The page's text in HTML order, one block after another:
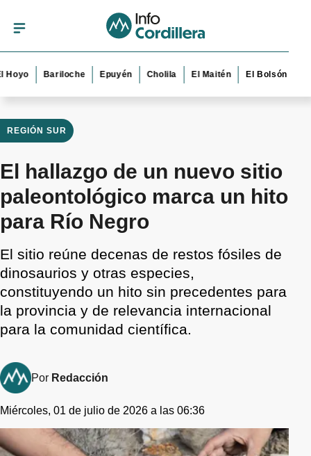
Bariloche Epuyén Cholila El Maitén El Bolsón Esquel
REGIÓN SUR
El hallazgo de un nuevo sitio
paleontológico marca un hito
para Río Negro
El sitio reúne decenas de restos fósiles de
dinosaurios y otras especies,
constituyendo un hito sin precedentes para
la provincia y de relevancia internacional
para la comunidad científica.
Por Redacción
Miércoles, 01 de julio de 2026 a las 06:36